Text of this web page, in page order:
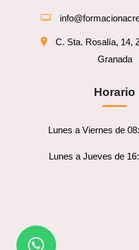
C. Sta. Rosalía, 14,
Granada
Horario
Lunes a Viernes de
Lunes a Jueves de